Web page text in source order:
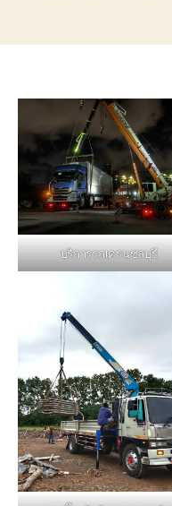
บริการรถเครนชลบุรี